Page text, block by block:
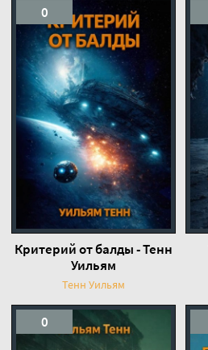
0
Критерий от балды - Тенн
Уильям
Тенн Уильям
0